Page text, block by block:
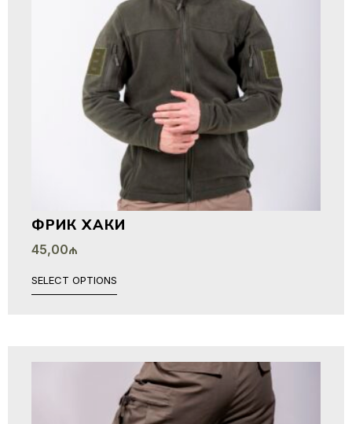
ФРИК ХАКИ
45,00₼
SELECT OPTIONS